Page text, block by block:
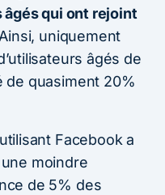
âgés qui ont rejoint
uniquement
âgés de
de quasiment 20%
Facebook a
moindre
de 5% des